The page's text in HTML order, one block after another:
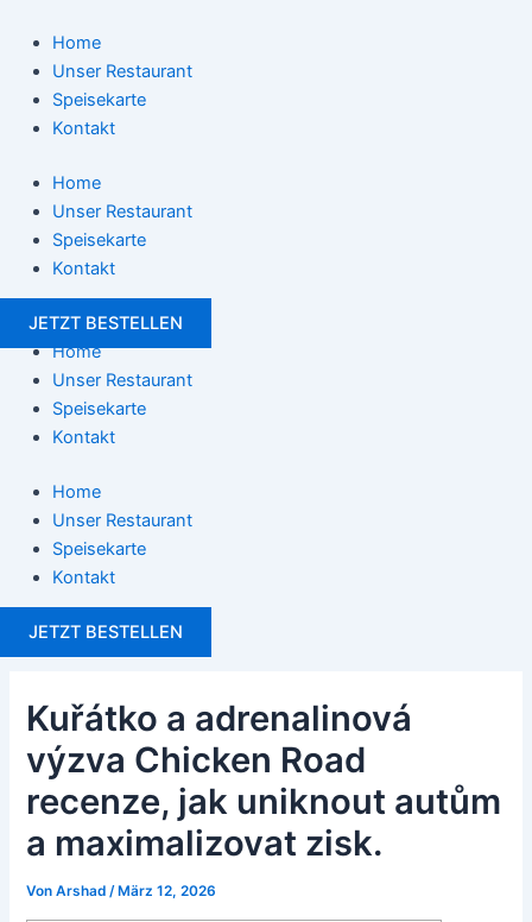
Inhalt
springen
Home
Unser Restaurant
Speisekarte
Kontakt
Home
Unser Restaurant
Speisekarte
Kontakt
JETZT BESTELLEN
Home
Unser Restaurant
Speisekarte
Kontakt
Home
Unser Restaurant
Speisekarte
Kontakt
JETZT BESTELLEN
Kuřátko a adrenalinová
výzva Chicken Road
recenze, jak uniknout autům
a maximalizovat zisk.
VonArshad/ März 12, 2026
navigation